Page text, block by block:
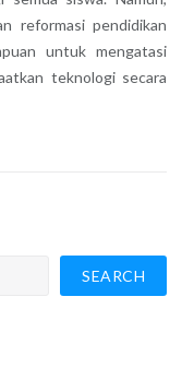
reformasi pendidikan
untuk mengatasi
teknologi secara
SEARCH